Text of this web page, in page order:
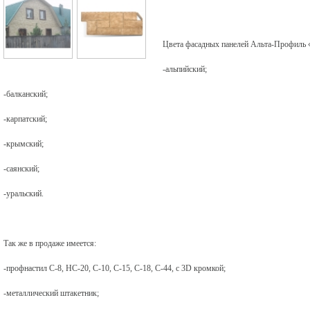
Цвета фасадных панелей Альта-Профиль
-альпийский;
-балканский;
-карпатский;
-крымский;
-саянский;
-уральский.
Так же в продаже имеется:
-профнастил С-8, НС-20, С-10, С-15, С-18, С-44, с 3D кромкой;
-металлический штакетник;